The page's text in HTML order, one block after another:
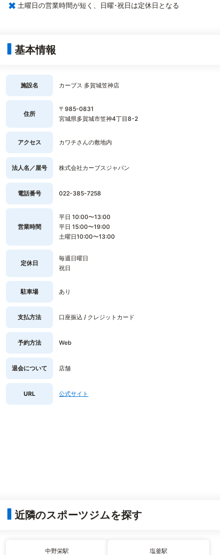
× 土曜日の営業時間が短く、日曜･祝日は定休日となる
基本情報
施設名 カーブス 多賀城笠神店
住所
〒985-0831
宮城県多賀城市笠神4丁目8-2
アクセス カワチさんの敷地内
法人名／屋号 株式会社カーブスジャパン
電話番号 022-385-7258
営業時間
平日 10:00〜13:00
平日 15:00〜19:00
土曜日10:00〜13:00
定休日
毎週日曜日
祝日
駐車場 あり
支払方法 口座振込 / クレジットカード
予約方法 Web
退会について 店舗
URL 公式サイト
近隣のスポーツジムを探す
中野栄駅 塩釜駅